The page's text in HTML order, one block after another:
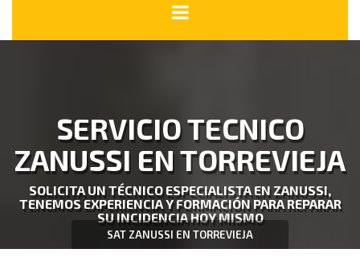
SERVICIO TECNICO
ZANUSSI EN TORREVIEJA
SOLICITA UN TÉCNICO ESPECIALISTA EN ZANUSSI,
TENEMOS EXPERIENCIA Y FORMACIÓN PARA REPARAR
SU INCIDENCIA HOY MISMO
SAT ZANUSSI EN TORREVIEJA